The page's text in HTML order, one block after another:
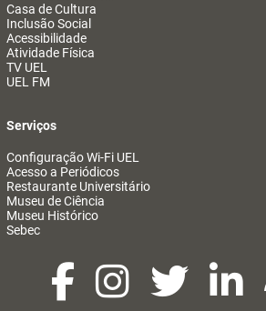
Casa de Cultura
Inclusão Social
Acessibilidade
Atividade Física
TV UEL
UEL FM
Serviços
Configuração Wi-Fi UEL
Acesso a Periódicos
Restaurante Universitário
Museu de Ciência
Museu Histórico
Sebec